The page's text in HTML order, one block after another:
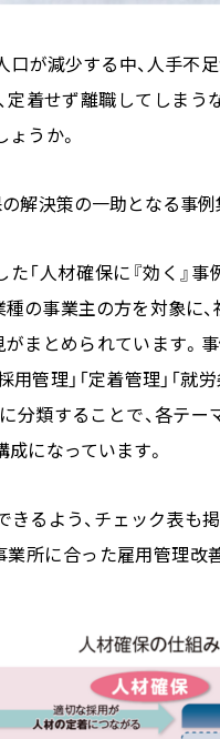
が減少する中、人手不
着せず離職してしまう
うか。
解決策の一助となる事例
「人材確保に『効く』
種の事業主の方を対象
まとめられています。
管理」「定着管理」「就
分類することで、各テ
になっています。
るよう、チェック表も
業所に合った雇用管理